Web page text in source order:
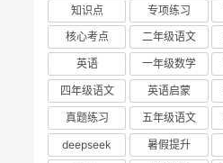
知识点 专项练习
核心考点
二年级语文
英语
一年级数学
四年级语文
英语启蒙
真题练习
五年级语文
deepseek
暑假提升